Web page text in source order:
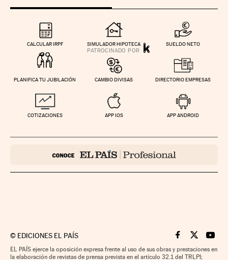
CALCULAR IRPF SIMULADOR HIPOTECA SUELDO NETO
PLANIFICA TU JUBILACIÓN CAMBIO DIVISAS DIRECTORIO EMPRESAS
COTIZACIONES APP IOS APP ANDROID
© EDICIONES EL PAÍS Cinco Días en
Cinco Días
Cinco
EL PAÍS ejerce la oposición expresa frente al uso de sus obras y prestaciones en
la elaboración de revistas de prensa prevista en el artículo 32.1 del TRLPI;